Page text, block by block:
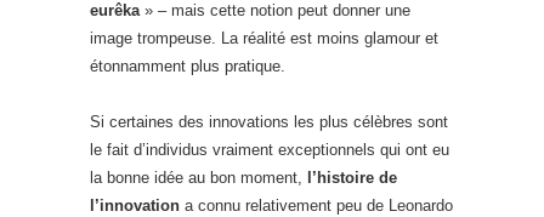
eurêka» – mais cette notion peut donner une
image trompeuse. La réalité est moins glamour et
étonnamment plus pratique.
Si certaines des innovations les plus célèbres sont
le fait d’individus vraiment exceptionnels qui ont eu
la bonne idée au bon moment,
l’histoire de
l’innovation a connu relativement peu de Leonardo